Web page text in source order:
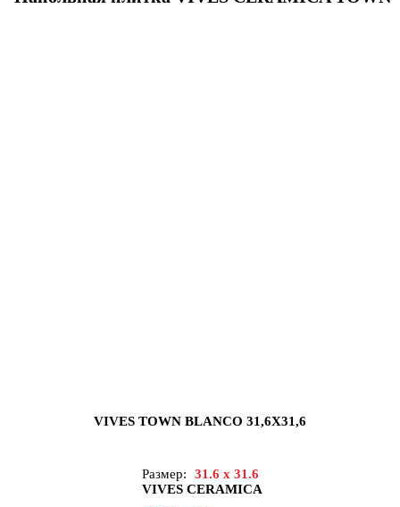
VIVES TOWN BLANCO 31,6X31,6
Размер:
31.6 x 31.6
VIVES CERAMICA